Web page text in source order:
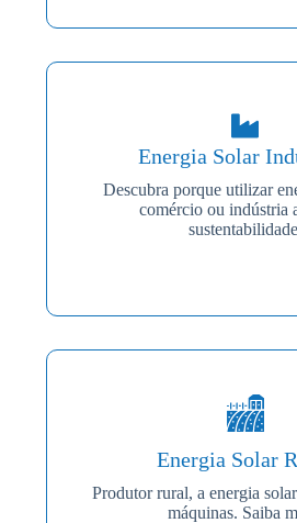
Energia Solar
Descubra porque utilizar
comércio ou indústria
Energia Solar
Produtor rural, a energia
máquinas. Saiba